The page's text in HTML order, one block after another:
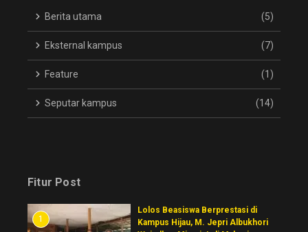
Berita utama (5)
Eksternal kampus (7)
Feature (1)
Seputar kampus (14)
Fitur Post
1
Lolos Beasiswa Berprestasi di
Kampus Hijau, M. Jepri Albukhori